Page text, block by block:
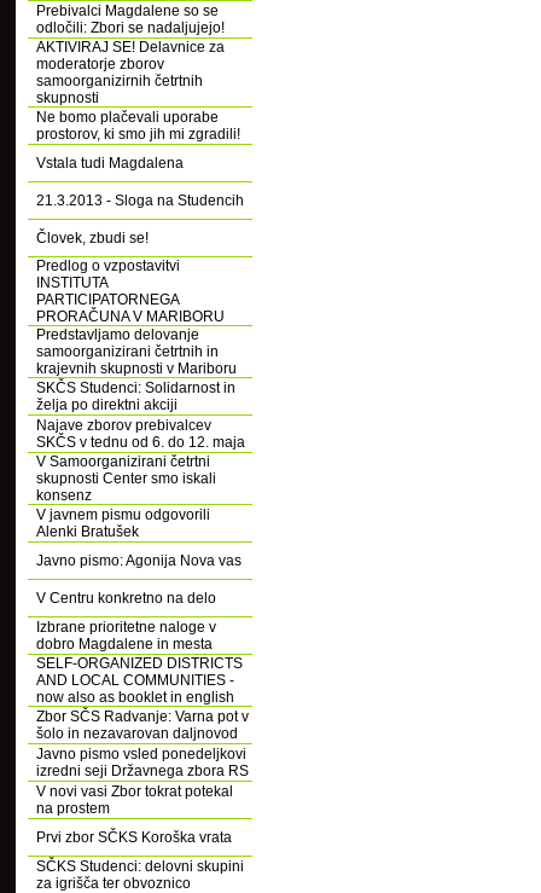
Prebivalci Magdalene so se
odločili: Zbori se nadaljujejo!
AKTIVIRAJ SE! Delavnice za
moderatorje zborov
samoorganizirnih četrtnih
skupnosti
Ne bomo plačevali uporabe
prostorov, ki smo jih mi zgradili!
Vstala tudi Magdalena
21.3.2013 - Sloga na Studencih
Človek, zbudi se!
Predlog o vzpostavitvi
INSTITUTA
PARTICIPATORNEGA
PRORAČUNA V MARIBORU
Predstavljamo delovanje
samoorganizirani četrtnih in
krajevnih skupnosti v Mariboru
SKČS Studenci: Solidarnost in
želja po direktni akciji
Najave zborov prebivalcev
SKČS v tednu od 6. do 12. maja
V Samoorganizirani četrtni
skupnosti Center smo iskali
konsenz
V javnem pismu odgovorili
Alenki Bratušek
Javno pismo: Agonija Nova vas
V Centru konkretno na delo
Izbrane prioritetne naloge v
dobro Magdalene in mesta
SELF-ORGANIZED DISTRICTS
AND LOCAL COMMUNITIES -
now also as booklet in english
Zbor SČS Radvanje: Varna pot v
šolo in nezavarovan daljnovod
Javno pismo vsled ponedeljkovi
izredni seji Državnega zbora RS
V novi vasi Zbor tokrat potekal
na prostem
Prvi zbor SČKS Koroška vrata
SČKS Studenci: delovni skupini
za igrišča ter obvoznico